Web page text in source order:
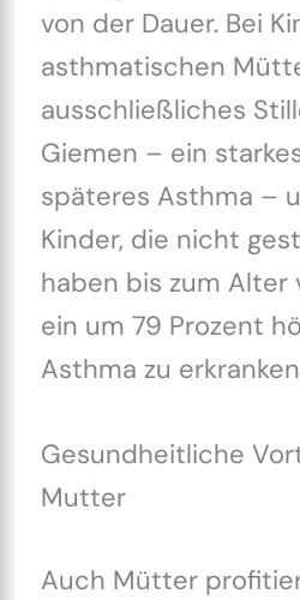
von der Dauer. Bei
asthmatischen
ausschließliches
Giemen – ein
späteres Asthma –
Kinder, die nicht
haben bis zum Alter
ein um 79 Prozent
Asthma zu
Gesundheitliche
Mutter
Auch Mütter